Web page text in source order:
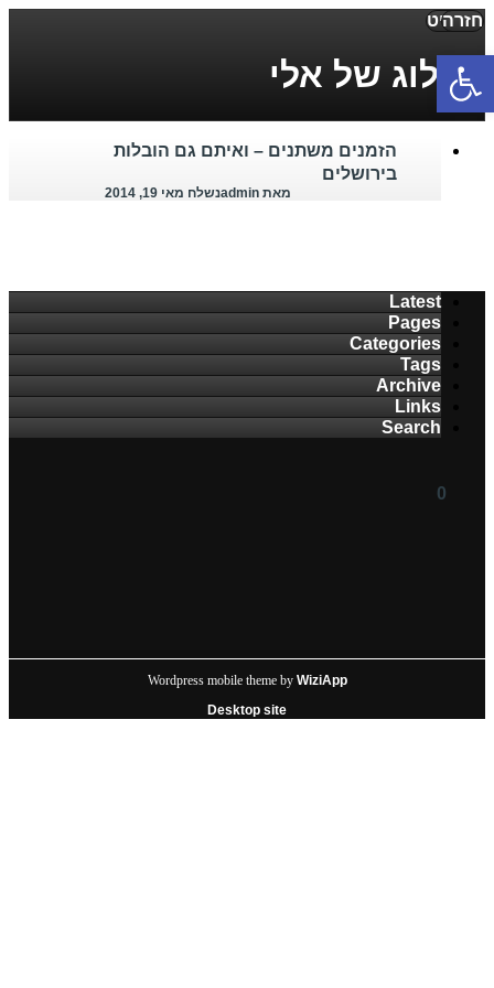
חזרה
תפריט
הבלוג של אלי
0
הזמנים משתנים – ואיתם גם הובלות
בירושלים
נשלח מאי 19, 2014 מאת admin
Latest
Pages
Categories
Tags
Archive
Links
Search
Wordpress mobile theme by WiziApp
Desktop site
פתח סרגל נגישות